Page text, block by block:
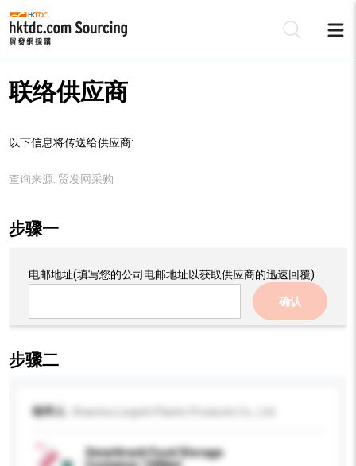
联络供应商
以下信息将传送给供应商:
查询来源: 贸发网采购
步骤一
电邮地址(填写您的公司电邮地址以获取供应商的迅速回覆)
确认
步骤二
收件人
Smarttrack Food Storage